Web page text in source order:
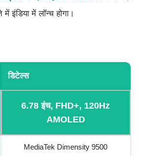
इंडिया में लॉन्च होगा।
डिटेल्स
6.78 इंच, FHD+, 120Hz
AMOLED
MediaTek Dimensity 9500